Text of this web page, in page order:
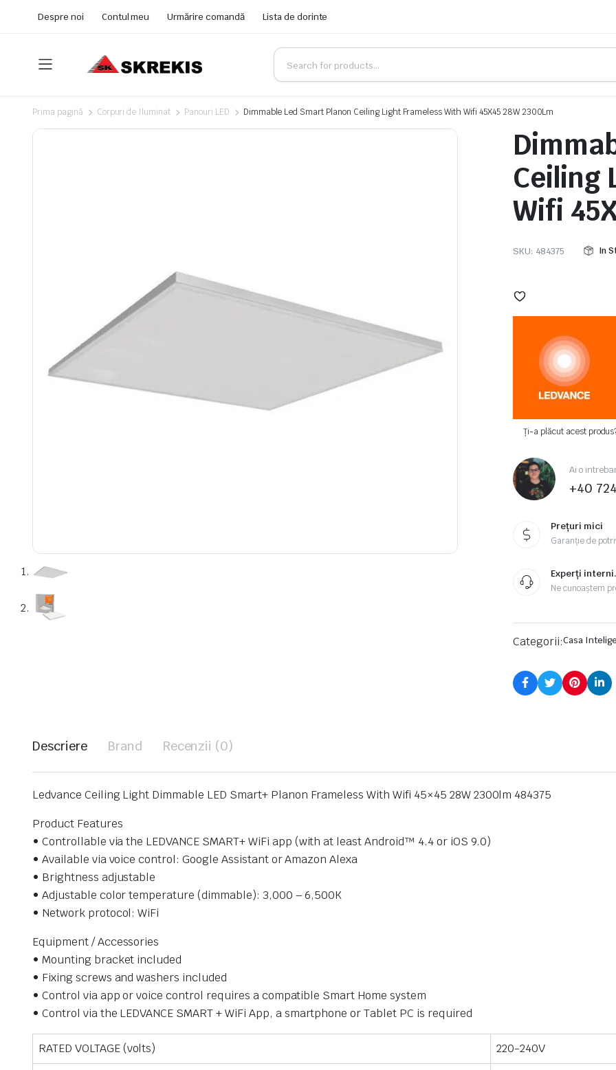
Despre noi Contul meu Urmărire comandă Lista de dorinte
Prima pagină Corpuri de Iluminat Panouri LED Dimmable Led Smart Planon Ceiling Light Frameless With Wifi 45X45 28W 2300Lm
Ceiling
Wifi
SKU: 484375 In
Ți-a plăcut acest
Ai o
+40
Prețuri mici
Garanție de
Experți
Ne cunoaștem
Categorii:Casa
Descriere Brand Recenzii (0)
Ledvance Ceiling Light Dimmable LED Smart+ Planon Frameless With Wifi 45×45 28W 2300lm 484375
Product Features
• Controllable via the LEDVANCE SMART+ WiFi app (with at least Android™️ 4.4 or iOS 9.0)
• Available via voice control: Google Assistant or Amazon Alexa
• Brightness adjustable
• Adjustable color temperature (dimmable): 3,000 – 6,500K
• Network protocol: WiFi
Equipment / Accessories
• Mounting bracket included
• Fixing screws and washers included
• Control via app or voice control requires a compatible Smart Home system
• Control via the LEDVANCE SMART + WiFi App, a smartphone or Tablet PC is required
RATED VOLTAGE (volts) 220-240V